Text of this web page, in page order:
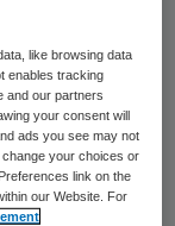
heeft
op
is
van
Dit meldt
like browsing data
enables tracking
and our partners
your consent will
ads you see may not
your choices or
link on the
our Website. For